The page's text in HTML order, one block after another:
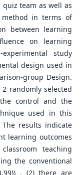
team as well as
in terms of
between learning
on learning
study
design used in
group Design.
randomly selected
control and the
used in this
results indicate
learning outcomes
teaching
the conventional
, (2) there are